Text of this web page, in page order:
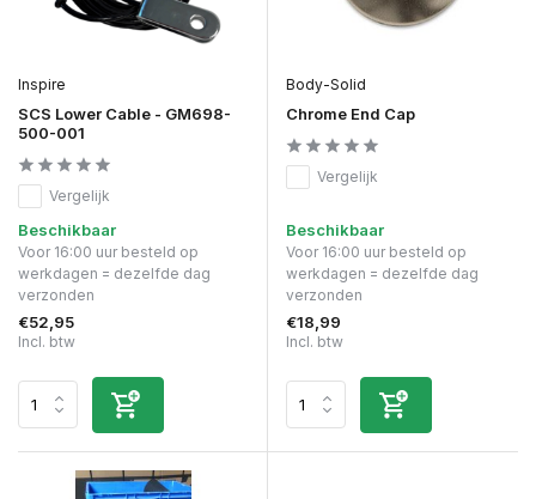
Inspire
SCS Lower Cable - GM698-
500-001
Vergelijk
Beschikbaar
Voor 16:00 uur besteld op
werkdagen = dezelfde dag
verzonden
€52,95
Incl. btw
Body-Solid
Chrome End Cap
Vergelijk
Beschikbaar
Voor 16:00 uur besteld op
werkdagen = dezelfde dag
verzonden
€18,99
Incl. btw